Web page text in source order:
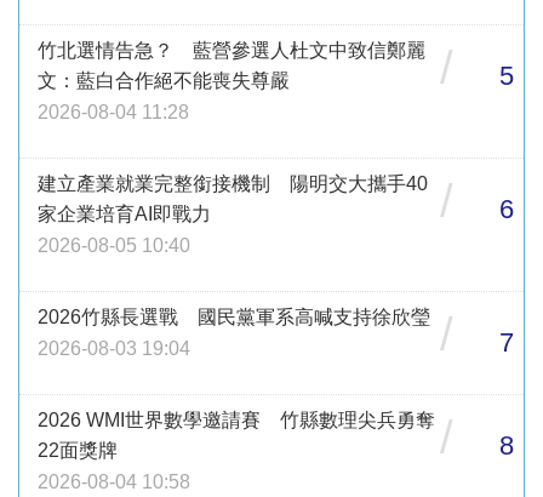
竹北選情告急？ 藍營參選人杜文中致信鄭麗
文：藍白合作絕不能喪失尊嚴
2026-08-04 11:28
/ 5
建立產業就業完整銜接機制 陽明交大攜手40
家企業培育AI即戰力
2026-08-05 10:40
/ 6
2026竹縣長選戰 國民黨軍系高喊支持徐欣瑩
2026-08-03 19:04
/ 7
2026 WMI世界數學邀請賽 竹縣數理尖兵勇奪
22面獎牌
2026-08-04 10:58
/ 8